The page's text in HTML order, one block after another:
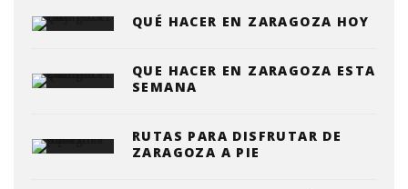
QUÉ HACER EN ZARAGOZA HOY
QUE HACER EN ZARAGOZA ESTA
SEMANA
RUTAS PARA DISFRUTAR DE
ZARAGOZA A PIE